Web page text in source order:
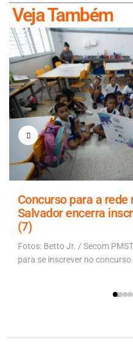
Veja Também
Concurso para a
Salvador encerra
(7)
Fotos: Betto Jr. / Secom
para se inscrever no